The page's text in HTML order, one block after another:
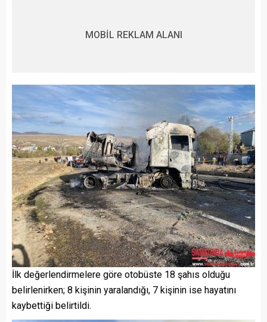
MOBİL REKLAM ALANI
İlk değerlendirmelere göre otobüste 18 şahıs olduğu
belirlenirken; 8 kişinin yaralandığı, 7 kişinin ise hayatını
kaybettiği belirtildi.